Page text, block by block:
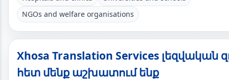
NGOs and welfare organisations
Xhosa Translation Services լեզվական
հետ մենք աշխատում ենք